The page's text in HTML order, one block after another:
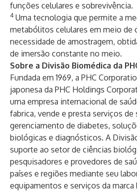
funções celulares e sobrevivência.
4 Uma tecnologia que permite a
metabólitos celulares em meio de
necessidade de amostragem,
de imersão constante no meio.
Sobre a Divisão Biomédica da
Fundada em 1969, a PHC
japonesa da PHC Holdings
uma empresa internacional de
fabrica, vende e presta serviços de
gerenciamento de diabetes,
biológicas e diagnósticos. A
suporte ao setor de ciências
pesquisadores e provedores de
países e regiões mediante seu
equipamentos e serviços da marca